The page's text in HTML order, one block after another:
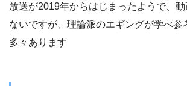
放送が2019年からはじまったようで、
ないですが、理論派のエギングが学べ参
多々あります